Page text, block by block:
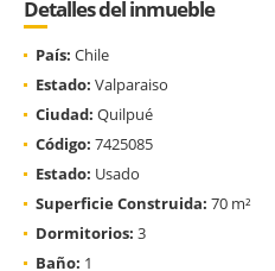
Detalles del inmueble
País: Chile
Estado: Valparaiso
Ciudad: Quilpué
Código: 7425085
Estado: Usado
Superficie Construida: 70 m²
Dormitorios: 3
Baño: 1